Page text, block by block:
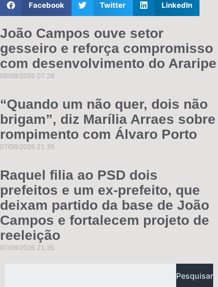
Facebook Twitter LinkedIn
João Campos ouve setor
gesseiro e reforça compromisso
com desenvolvimento do Araripe
08/08/2026 07:28
“Quando um não quer, dois não
brigam”, diz Marília Arraes sobre
rompimento com Álvaro Porto
07/08/2026 21:39
Raquel filia ao PSD dois
prefeitos e um ex-prefeito, que
deixam partido da base de João
Campos e fortalecem projeto de
reeleição
07/08/2026 21:35
Pesquisar